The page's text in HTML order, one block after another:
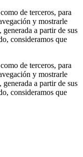
de terceros, para
y mostrarle
a partir de sus
consideramos que
de terceros, para
y mostrarle
a partir de sus
consideramos que